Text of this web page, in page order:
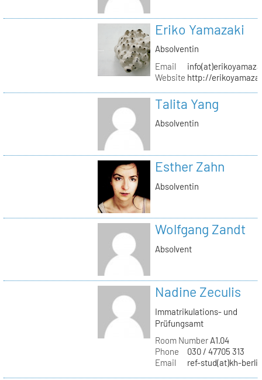
Eriko Yamazaki
Absolventin
Email
Website http://
Talita Yang
Absolventin
Esther Zahn
Absolventin
Wolfgang Zandt
Absolvent
Nadine Zeculis
Immatrikulations- und
Prüfungsamt
Room NumberA1.04
Phone
030 / 47705 313
Email
ref-stud(at)kh-